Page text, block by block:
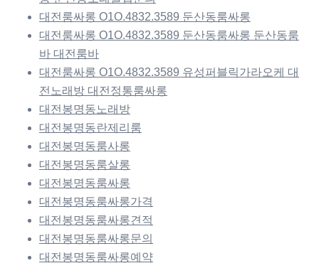
대전룸싸롱 O1O.4832.3589 둔산동룸싸롱
대전룸싸롱 O1O.4832.3589 둔산동룸싸롱 둔산동룸
바 대전룸바
대전룸싸롱 O1O.4832.3589 유성퍼블릭가라오케 대
전노래방 대전정통룸싸롱
대전봉명동노래방
대전봉명동란제리룸
대전봉명동룸사롱
대전봉명동룸살롱
대전봉명동룸싸롱
대전봉명동룸싸롱가격
대전봉명동룸싸롱견적
대전봉명동룸싸롱문의
대전봉명동룸싸롱예약